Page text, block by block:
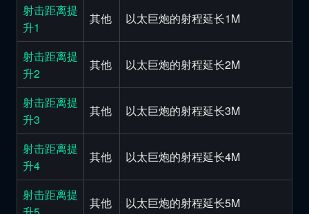
射击距离提
升1
其他 以太巨炮的射程延长1M
射击距离提
升2
其他 以太巨炮的射程延长2M
射击距离提
升3
其他 以太巨炮的射程延长3M
射击距离提
升4
其他 以太巨炮的射程延长4M
射击距离提
其他 以太巨炮的射程延长5M